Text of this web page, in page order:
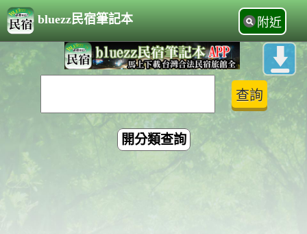
bluezz民宿筆記本 附近
開分類查詢